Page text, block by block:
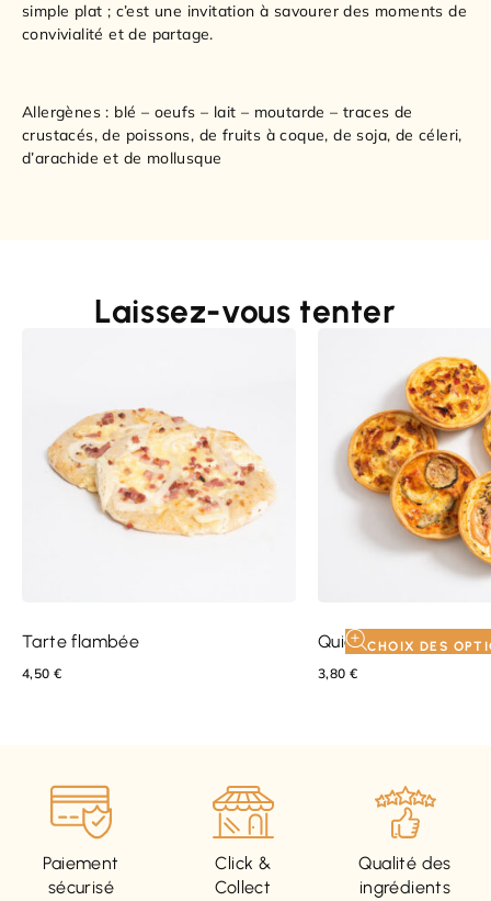
simple plat ; c’est une invitation à savourer des moments de
convivialité et de partage.
Allergènes : blé – oeufs – lait – moutarde – traces de
crustacés, de poissons, de fruits à coque, de soja, de céleri,
d’arachide et de mollusque
Laissez-vous tenter
Tarte flambée
4,50 €
Quiche
3,80 €
CHOIX DES
Paiement
sécurisé
Click &
Collect
Qualité des
ingrédients